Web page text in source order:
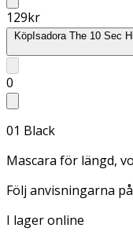
129kr
KöpIsadora The 10 Sec
0
01 Black
Mascara för längd,
Följ anvisningarna
I lager online